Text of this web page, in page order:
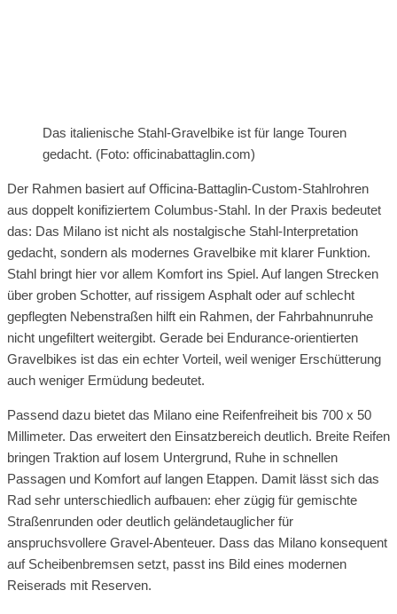
Das italienische Stahl-Gravelbike ist für lange Touren
gedacht. (Foto: officinabattaglin.com)
Der Rahmen basiert auf Officina-Battaglin-Custom-Stahlrohren
aus doppelt konifiziertem Columbus-Stahl. In der Praxis bedeutet
das: Das Milano ist nicht als nostalgische Stahl-Interpretation
gedacht, sondern als modernes Gravelbike mit klarer Funktion.
Stahl bringt hier vor allem Komfort ins Spiel. Auf langen Strecken
über groben Schotter, auf rissigem Asphalt oder auf schlecht
gepflegten Nebenstraßen hilft ein Rahmen, der Fahrbahnunruhe
nicht ungefiltert weitergibt. Gerade bei Endurance-orientierten
Gravelbikes ist das ein echter Vorteil, weil weniger Erschütterung
auch weniger Ermüdung bedeutet.
Passend dazu bietet das Milano eine Reifenfreiheit bis 700 x 50
Millimeter. Das erweitert den Einsatzbereich deutlich. Breite Reifen
bringen Traktion auf losem Untergrund, Ruhe in schnellen
Passagen und Komfort auf langen Etappen. Damit lässt sich das
Rad sehr unterschiedlich aufbauen: eher zügig für gemischte
Straßenrunden oder deutlich geländetauglicher für
anspruchsvollere Gravel-Abenteuer. Dass das Milano konsequent
auf Scheibenbremsen setzt, passt ins Bild eines modernen
Reiserads mit Reserven.